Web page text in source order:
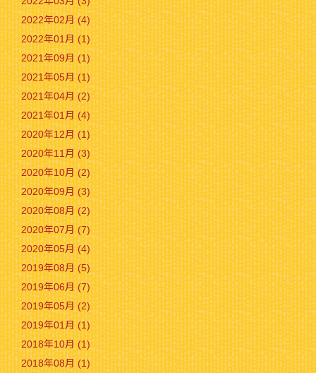
2022年02月 (4)
2022年01月 (1)
2021年09月 (1)
2021年05月 (1)
2021年04月 (2)
2021年01月 (4)
2020年12月 (1)
2020年11月 (3)
2020年10月 (2)
2020年09月 (3)
2020年08月 (2)
2020年07月 (7)
2020年05月 (4)
2019年08月 (5)
2019年06月 (7)
2019年05月 (2)
2019年01月 (1)
2018年10月 (1)
2018年08月 (1)